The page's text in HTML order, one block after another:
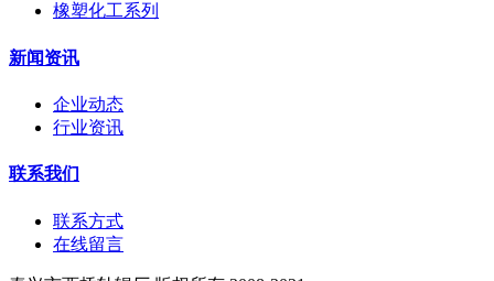
橡塑化工系列
新闻资讯
企业动态
行业资讯
联系我们
联系方式
在线留言